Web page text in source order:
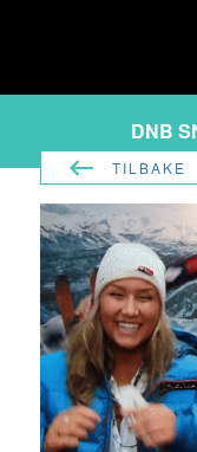
DNB
TILBAKE